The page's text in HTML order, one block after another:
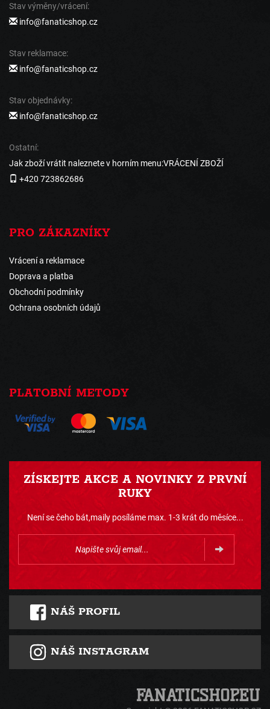
Stav výměny/vrácení:
info@fanaticshop.cz
Stav reklamace:
info@fanaticshop.cz
Stav objednávky:
info@fanaticshop.cz
Ostatní:
Jak zboží vrátit naleznete v horním menu:VRÁCENÍ ZBOŽÍ
+420 723862686
PRO ZÁKAZNÍKY
Vrácení a reklamace
Doprava a platba
Obchodní podmínky
Ochrana osobních údajů
PLATOBNÍ METODY
ZÍSKEJTE AKCE A NOVINKY Z PRVNÍ
RUKY
Není se čeho bát,maily posíláme max. 1-3 krát do měsíce...
NÁŠ PROFIL
NÁŠ INSTAGRAM